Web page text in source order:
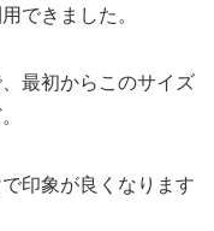
できました。
最初からこのサイズ
印象が良くなります